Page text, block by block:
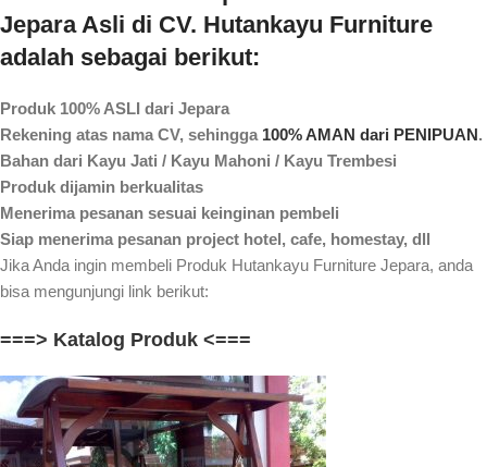
Jepara Asli di CV. Hutankayu Furniture
adalah sebagai berikut:
Produk 100% ASLI dari Jepara
Rekening atas nama CV, sehingga 100% AMAN dari PENIPUAN.
Bahan dari Kayu Jati / Kayu Mahoni / Kayu Trembesi
Produk dijamin berkualitas
Menerima pesanan sesuai keinginan pembeli
Siap menerima pesanan project hotel, cafe, homestay, dll
Jika Anda ingin membeli Produk Hutankayu Furniture Jepara, anda
bisa mengunjungi link berikut:
===> Katalog Produk <===